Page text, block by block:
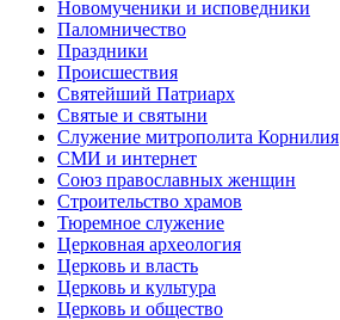
Новомученики и исповедники
Паломничество
Праздники
Происшествия
Святейший Патриарх
Святые и святыни
Служение митрополита Корнилия
СМИ и интернет
Союз православных женщин
Строительство храмов
Тюремное служение
Церковная археология
Церковь и власть
Церковь и культура
Церковь и общество